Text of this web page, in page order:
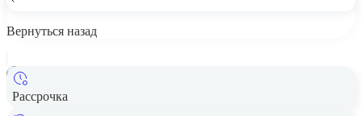
Вернуться назад
РассрочкаСмартфон HONOR X7c 8/128GB Moonlight White